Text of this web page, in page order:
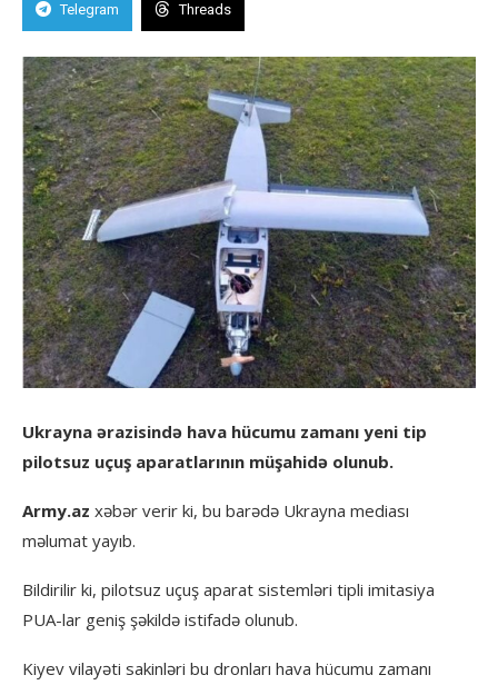
Telegram Threads
Ukrayna ərazisində hava hücumu zamanı yeni tip
pilotsuz uçuş aparatlarının müşahidə olunub.
Army.az xəbər verir ki, bu barədə Ukrayna mediası
məlumat yayıb.
Bildirilir ki, pilotsuz uçuş aparat sistemləri tipli imitasiya
PUA-lar geniş şəkildə istifadə olunub.
Kiyev vilayəti sakinləri bu dronları hava hücumu zamanı